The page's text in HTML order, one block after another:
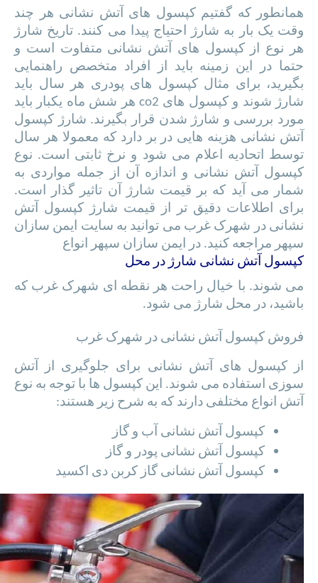
همانطور که گفتیم کپسول های آتش نشانی هر چند
وقت یک بار به شارژ احتیاج پیدا می کنند. تاریخ شارژ
هر نوع از کپسول های آتش نشانی متفاوت است و
حتما در این زمینه باید از افراد متخصص راهنمایی
بگیرید، برای مثال کپسول های پودری هر سال باید
شارژ شوند و کپسول های co2 هر شش ماه یکبار باید
مورد بررسی و شارژ شدن قرار بگیرند. شارژ کپسول
آتش نشانی هزینه هایی در بر دارد که معمولا هر سال
توسط اتحادیه اعلام می شود و نرخ ثابتی است. نوع
کپسول آتش نشانی و اندازه آن از جمله مواردی به
شمار می آید که بر قیمت شارژ آن تاثیر گذار است.
برای اطلاعات دقیق تر از قیمت شارژ کپسول آتش
نشانی در شهرک غرب می توانید به سایت ایمن سازان
سپهر مراجعه کنید. در ایمن سازان سپهر انواع
کپسول آتش نشانی شارژ در محل
می شوند. با خیال راحت هر نقطه ای شهرک غرب که
باشید، در محل شارژ می شود.
فروش کپسول آتش نشانی در شهرک غرب
از کپسول های آتش نشانی برای جلوگیری از آتش
سوزی استفاده می شوند. این کپسول ها با توجه به نوع
آتش انواع مختلفی دارند که به شرح زیر هستند:
کپسول آتش نشانی آب و گاز
کپسول آتش نشانی پودر و گاز
کپسول آتش نشانی گاز کربن دی اکسید